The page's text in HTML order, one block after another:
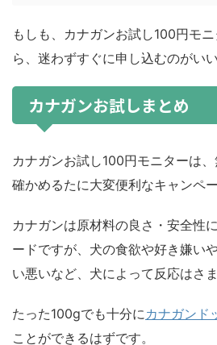
もしも、カナガンお試し100円モ
ら、迷わずすぐに申し込むのがいい
カナガンお試しまとめ
カナガンお試し100円モニターは
確かめるたに大変便利なキャンペー
カナガンは原材料の良さ・安全性
ードですが、犬の食欲や好き嫌い
い悪いなど、犬によって反応はさま
たった100gでも十分に カナガンド
ことができるはずです。